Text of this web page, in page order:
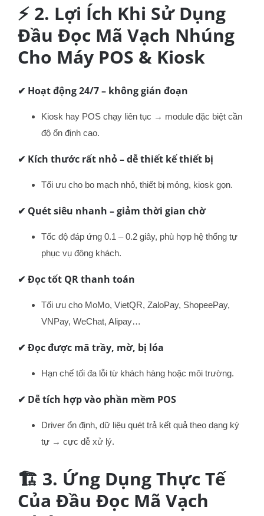
⚡ 2. Lợi Ích Khi Sử Dụng
Đầu Đọc Mã Vạch Nhúng
Cho Máy POS & Kiosk
✔ Hoạt động 24/7 – không gián đoạn
Kiosk hay POS chạy liên tục → module đặc biệt cần
độ ổn định cao.
✔ Kích thước rất nhỏ – dễ thiết kế thiết bị
Tối ưu cho bo mạch nhỏ, thiết bị mỏng, kiosk gọn.
✔ Quét siêu nhanh – giảm thời gian chờ
Tốc độ đáp ứng 0.1 – 0.2 giây, phù hợp hệ thống tự
phục vụ đông khách.
✔ Đọc tốt QR thanh toán
Tối ưu cho MoMo, VietQR, ZaloPay, ShopeePay,
VNPay, WeChat, Alipay…
✔ Đọc được mã trầy, mờ, bị lóa
Hạn chế tối đa lỗi từ khách hàng hoặc môi trường.
✔ Dễ tích hợp vào phần mềm POS
Driver ổn định, dữ liệu quét trả kết quả theo dạng ký
tự → cực dễ xử lý.
🏗️ 3. Ứng Dụng Thực Tế
Của Đầu Đọc Mã Vạch